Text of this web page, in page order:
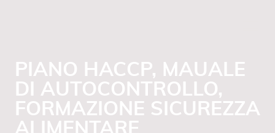
PIANO HACCP, MAUALE
DI AUTOCONTROLLO,
FORMAZIONE SICUREZZA
ALIMENTARE